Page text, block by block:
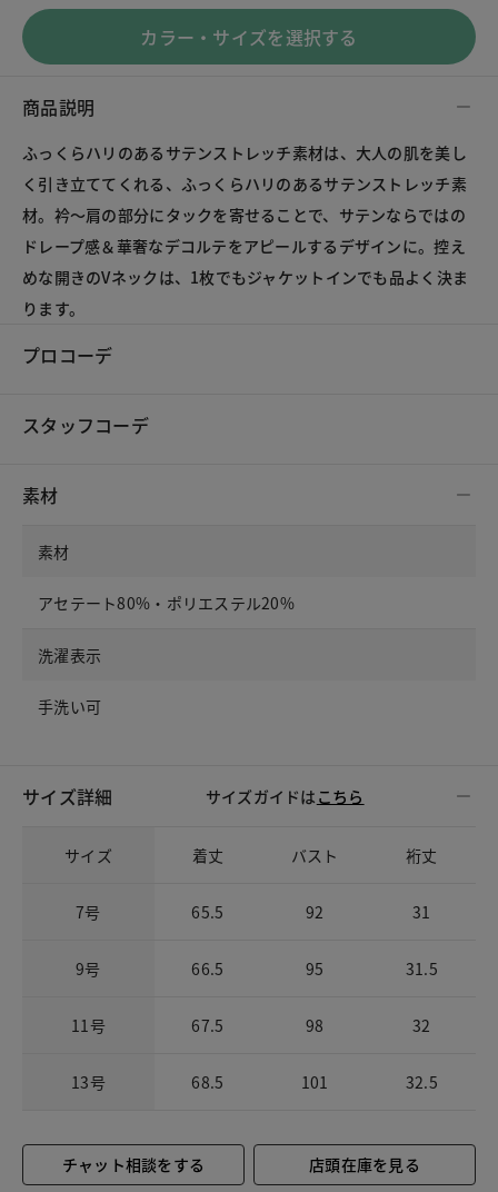
カラー・サイズを選択する
商品説明
ふっくらハリのあるサテンストレッチ素材は、大人の肌を美し
く引き立ててくれる、ふっくらハリのあるサテンストレッチ素
材。衿～肩の部分にタックを寄せることで、サテンならではの
ドレープ感＆華奢なデコルテをアピールするデザインに。控え
めな開きのVネックは、1枚でもジャケットインでも品よく決ま
ります。
プロコーデ
スタッフコーデ
素材
素材
アセテート80%・ポリエステル20%
洗濯表示
手洗い可
サイズ詳細 サイズガイドは こちら
サイズ 着丈 バスト 裄丈
7号 65.5 92 31
9号 66.5 95 31.5
11号 67.5 98 32
13号 68.5 101 32.5
チャット相談をする 店頭在庫を見る